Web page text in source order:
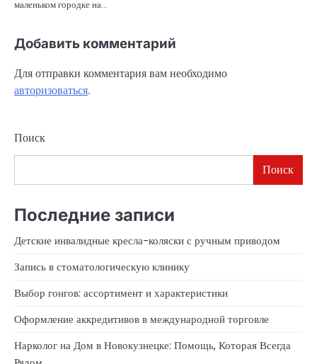
маленьком городке на…
Добавить комментарий
Для отправки комментария вам необходимо
авторизоваться.
Поиск
Поиск
Последние записи
Детские инвалидные кресла-коляски с ручным приводом
Запись в стоматологическую клинику
Выбор гонгов: ассортимент и характеристики
Оформление аккредитивов в международной торговле
Нарколог на Дом в Новокузнецке: Помощь, Которая Всегда